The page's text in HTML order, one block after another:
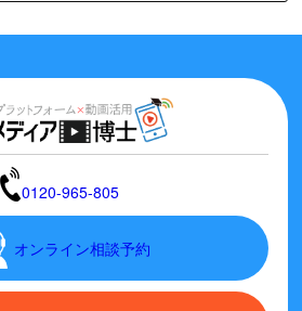
0120-965-805
オンライン相談予約